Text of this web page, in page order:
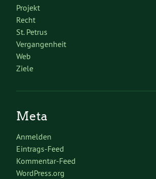
Projekt
Recht
St. Petrus
Vergangenheit
Web
Ziele
Meta
Anmelden
Eintrags-Feed
Kommentar-Feed
WordPress.org